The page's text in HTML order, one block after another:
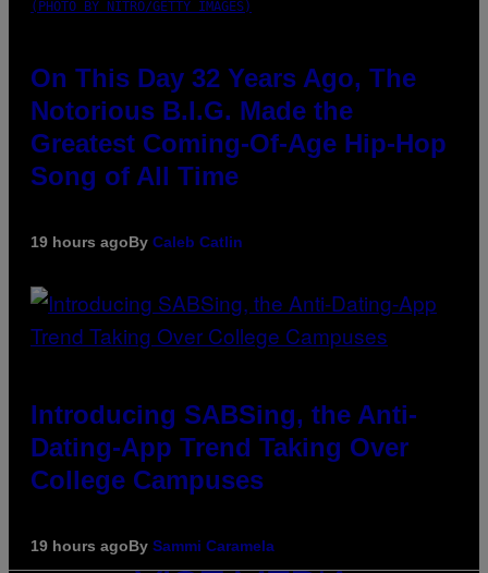
(PHOTO BY NITRO/GETTY IMAGES)
On This Day 32 Years Ago, The
Notorious B.I.G. Made the
Greatest Coming-Of-Age Hip-Hop
Song of All Time
19 hours agoBy Caleb Catlin
Introducing SABSing, the Anti-
Dating-App Trend Taking Over
College Campuses
19 hours agoBy Sammi Caramela